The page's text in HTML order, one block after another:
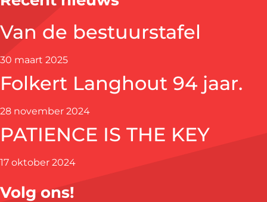
Van de bestuurstafel
30 maart 2025
Folkert Langhout 94 jaar.
28 november 2024
PATIENCE IS THE KEY
17 oktober 2024
Volg ons!